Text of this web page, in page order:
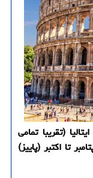
(تقریبا تمامی
تا اكتبر (پاییز)